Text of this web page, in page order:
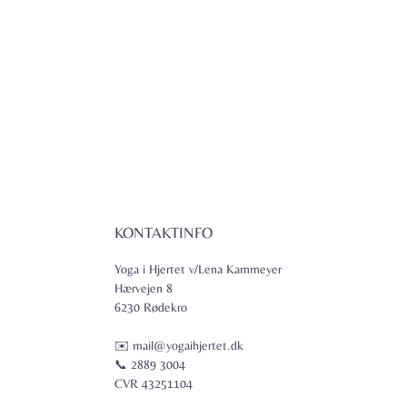
KONTAKTINFO
Yoga i Hjertet v/Lena Kammeyer
Hærvejen 8
6230 Rødekro
✉️ mail@yogaihjertet.dk
📞 2889 3004
CVR 43251104